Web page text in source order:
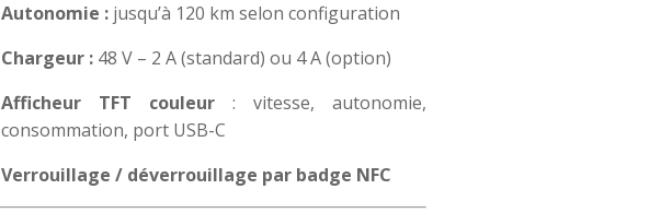
Autonomie : jusqu’à 120 km selon configuration
Chargeur : 48 V – 2 A (standard) ou 4 A (option)
Afficheur TFT couleur : vitesse, autonomie,
consommation, port USB-C
Verrouillage / déverrouillage par badge NFC